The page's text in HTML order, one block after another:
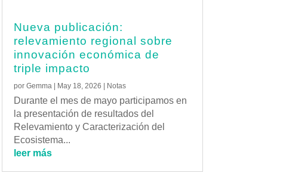
Nueva publicación:
relevamiento regional sobre
innovación económica de
triple impacto
por Gemma | May 18, 2026 | Notas
Durante el mes de mayo participamos en
la presentación de resultados del
Relevamiento y Caracterización del
Ecosistema...
leer más